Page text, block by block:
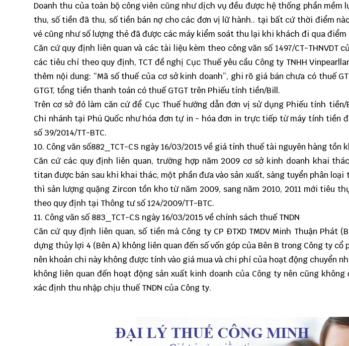
Doanh thu của toàn bộ công viên cũng như dịch vụ đều được hệ thống phần mềm
thu, số tiền đã thu, số tiền bán nợ cho các đơn vị lữ hành.. tại bất cứ thời điểm
vé cũng như số lượng thẻ đã được các máy kiểm soát thu lại khi khách đi qua điểm
Căn cứ quy định liên quan và các tài liệu kèm theo công văn số 1497/CT-THNVDT
các tiêu chí theo quy định, TCT đề nghị Cục Thuế yêu cầu Công ty TNHH
thêm nội dung: “Mã số thuế của cơ sở kinh doanh”, ghi rõ giá bán chưa có thuế
GTGT, tổng tiền thanh toán có thuế GTGT trên Phiếu tính tiền/Bill.
Trên cơ sở đó làm căn cứ để Cục Thuế hướng dẫn đơn vị sử dụng Phiếu tính tiền/
Chi nhánh tại Phú Quốc như hóa đơn tự in - hóa đơn in trực tiếp từ máy tính tiền
số 39/2014/TT-BTC.
10. Công văn số882_TCT-CS ngày 16/03/2015 về giá tính thuế tài nguyên hàng tồn
Căn cứ các quy định liên quan, trường hợp năm 2009 cơ sở kinh doanh khai
titan được bán sau khi khai thác, một phần đưa vào sản xuất, sàng tuyển phân
thì sản lượng quặng Zircon tồn kho từ năm 2009, sang năm 2010, 2011 mới tiêu
theo quy định tại Thông tư số 124/2009/TT-BTC.
11. Công văn số 883_TCT-CS ngày 16/03/2015 về chính sách thuế TNDN
Căn cứ quy định liên quan, số tiền mà Công ty CP ĐTXD TMDV Minh Thuận Phát
dựng thủy lợi 4 (Bên A) không liên quan đến số vốn góp của Bên B trong Công ty
nên khoản chi này không được tính vào giá mua và chi phí của hoạt động chuyển
không liên quan đến hoạt động sản xuất kinh doanh của Công ty nên cũng
xác định thu nhập chịu thuế TNDN của Công ty.